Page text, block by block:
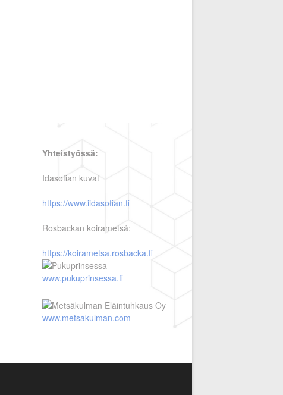
Yhteistyössä:
Idasofian kuvat
https://www.iidasofian.fi
Rosbackan koirametsä:
https://koirametsa.rosbacka.fi
www.pukuprinsessa.fi
www.metsakulman.com